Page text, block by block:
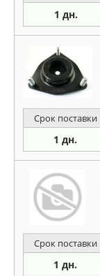
1 дн.
Срок поставки
1 дн.
Срок поставки
1 дн.